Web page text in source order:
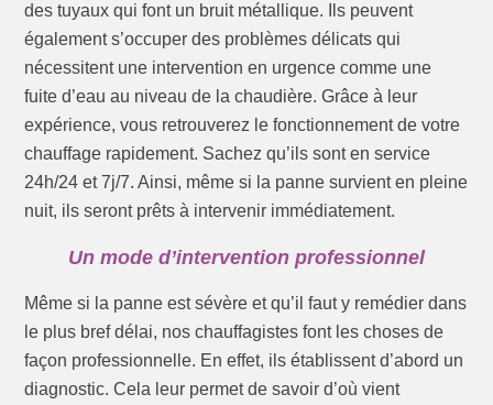
des tuyaux qui font un bruit métallique. Ils peuvent
également s’occuper des problèmes délicats qui
nécessitent une intervention en urgence comme une
fuite d’eau au niveau de la chaudière. Grâce à leur
expérience, vous retrouverez le fonctionnement de votre
chauffage rapidement. Sachez qu’ils sont en service
24h/24 et 7j/7. Ainsi, même si la panne survient en pleine
nuit, ils seront prêts à intervenir immédiatement.
Un mode d’intervention professionnel
Même si la panne est sévère et qu’il faut y remédier dans
le plus bref délai, nos chauffagistes font les choses de
façon professionnelle. En effet, ils établissent d’abord un
diagnostic. Cela leur permet de savoir d’où vient